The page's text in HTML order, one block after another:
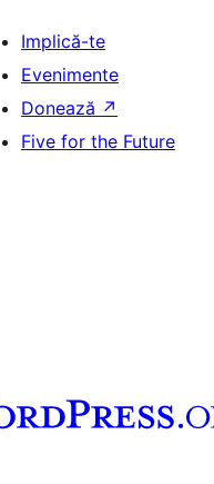
Implică-te
Evenimente
Donează ↗
Five for the Future